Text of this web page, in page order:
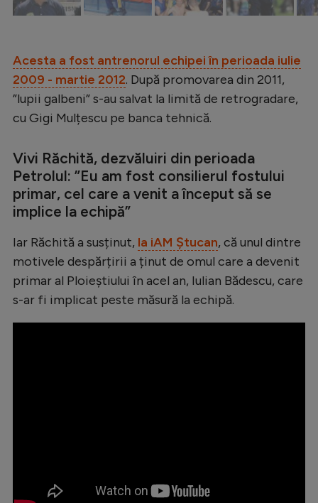
Alte sporturi
JO 2026
Intră în cont
Creează cont
Acesta a fost antrenorul echipei în perioada iulie
2009 - martie 2012. După promovarea din 2011,
”lupii galbeni” s-au salvat la limită de retrogradare,
cu Gigi Mulțescu pe banca tehnică.
Vivi Răchită, dezvăluiri din perioada
Petrolul: ”Eu am fost consilierul fostului
primar, cel care a venit a început să se
implice la echipă”
Iar Răchită a susținut, la iAM Ștucan, că unul dintre
motivele despărțirii a ținut de omul care a devenit
primar al Ploieștiului în acel an, Iulian Bădescu, care
s-ar fi implicat peste măsură la echipă.